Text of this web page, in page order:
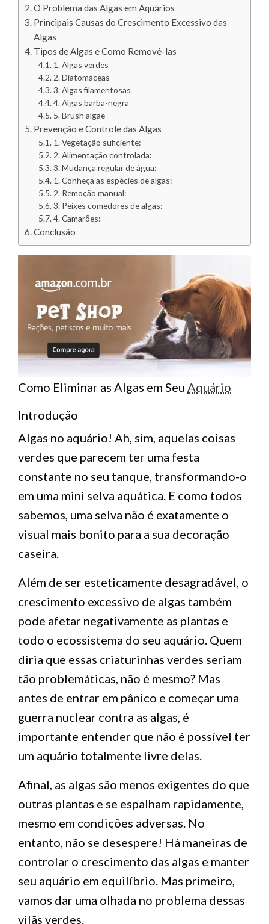
O Problema das Algas em Aquários
Principais Causas do Crescimento Excessivo das
Algas
Tipos de Algas e Como Removê-las
1. Algas verdes
2. Diatomáceas
3. Algas filamentosas
4. Algas barba-negra
5. Brush algae
Prevenção e Controle das Algas
1. Vegetação suficiente:
2. Alimentação controlada:
3. Mudança regular de água:
1. Conheça as espécies de algas:
2. Remoção manual:
3. Peixes comedores de algas:
4. Camarões:
Conclusão
Como Eliminar as Algas em Seu Aquário
Introdução
Algas no aquário! Ah, sim, aquelas coisas
verdes que parecem ter uma festa
constante no seu tanque, transformando-o
em uma mini selva aquática. E como todos
sabemos, uma selva não é exatamente o
visual mais bonito para a sua decoração
caseira.
Além de ser esteticamente desagradável, o
crescimento excessivo de algas também
pode afetar negativamente as plantas e
todo o ecossistema do seu aquário. Quem
diria que essas criaturinhas verdes seriam
tão problemáticas, não é mesmo? Mas
antes de entrar em pânico e começar uma
guerra nuclear contra as algas, é
importante entender que não é possível ter
um aquário totalmente livre delas.
Afinal, as algas são menos exigentes do que
outras plantas e se espalham rapidamente,
mesmo em condições adversas. No
entanto, não se desespere! Há maneiras de
controlar o crescimento das algas e manter
seu aquário em equilíbrio. Mas primeiro,
vamos dar uma olhada no problema dessas
vilãs verdes.